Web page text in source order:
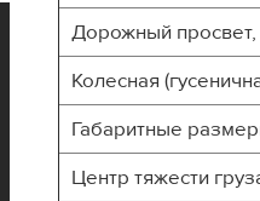
Дорожный
Колесная
Габаритные
Центр тяжести